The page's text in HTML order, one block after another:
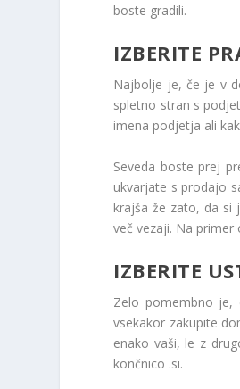
boste gradili.
IZBERITE
Najbolje je, če je v
spletno stran s
imena podjetja ali
Seveda boste prej
ukvarjate s prodajo
krajša že zato, da si
več vezaji. Na primer
IZBERITE
Zelo pomembno je,
vsekakor zakupite
enako vaši, le z
končnico .si.